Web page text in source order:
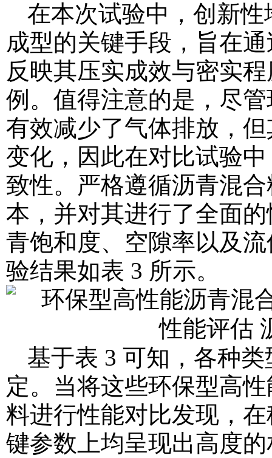
在本次试验中，创新
成型的关键手段，旨在
反映其压实成效与密实
例。值得注意的是，尽
有效减少了气体排放，
变化，因此在对比试验
致性。严格遵循沥青混
本，并对其进行了全面
青饱和度、空隙率以及
验结果如表 3 所示。
基于表 3 可知，各种
定。当将这些环保型高
料进行性能对比发现，
键参数上均呈现出高度